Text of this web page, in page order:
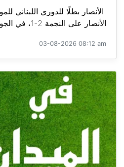
الأنصار على النجمة 2-1، في الجولة ال...
03-08-2026 08:12 am